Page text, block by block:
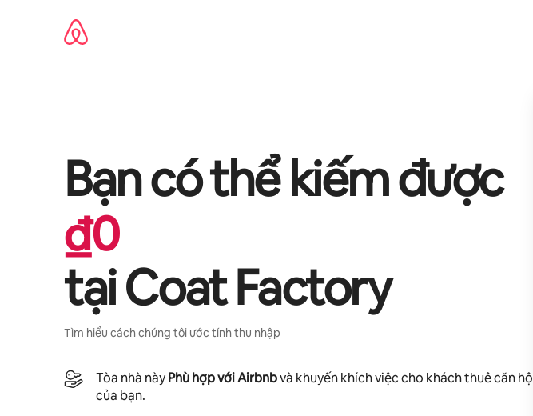
Bạn có thể kiếm được
₫0
tạiCoat Factory
Tìm hiểu cách chúng tôi ước tính thu nhập
Tòa nhà nàyPhù hợp với Airbnbvà khuyến khích việc cho khách thuê căn hộ
của bạn.